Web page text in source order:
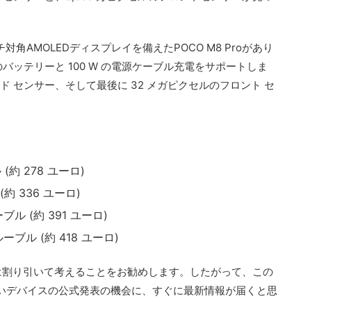
角AMOLEDディスプレイを備えたPOCO M8 Proがあり
ッテリーと 100 W の電源ケーブル充電をサポートしま
センサー、そして最後に 32 メガピクセルのフロント セ
(約 278 ユーロ)
約 336 ユーロ)
ル (約 391 ユーロ)
ブル (約 418 ユーロ)
り引いて考えることをお勧めします。したがって、この
バイスの公式発表の機会に、すぐに最新情報が届くと思